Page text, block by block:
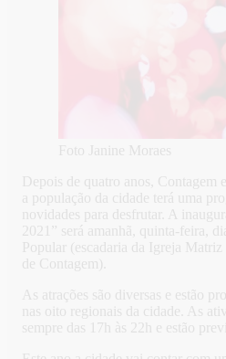
Foto Janine Moraes
Depois de quatro anos, Contagem
a população da cidade terá uma
novidades para desfrutar. A
2021” será amanhã, quinta-feira,
Popular (escadaria da Igreja
de Contagem).
As atrações são diversas e estão
nas oito regionais da cidade. As
sempre das 17h às 22h e estão